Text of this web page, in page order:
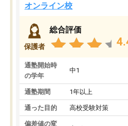
オンライン校
保護者
総合評価
通塾開始時
の学年
中1
通塾期間 1年以上
通った目的 高校受験対策
偏差値の変